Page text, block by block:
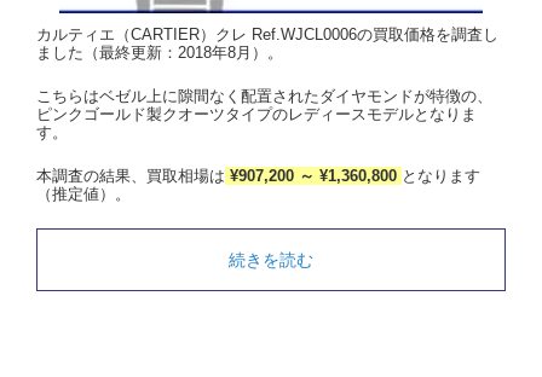
カルティエ（CARTIER）クレ Ref.WJCL0006の買取価格を調査し
ました（最終更新：2018年8月）。
こちらはベゼル上に隙間なく配置されたダイヤモンドが特徴の、
ピンクゴールド製クオーツタイプのレディースモデルとなりま
す。
本調査の結果、買取相場は ¥907,200 ～ ¥1,360,800 となります
（推定値）。
続きを読む